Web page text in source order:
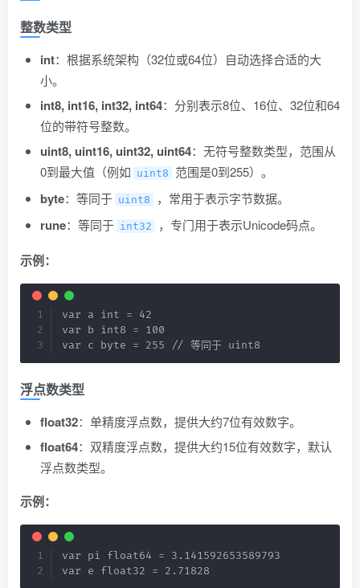
整数类型
int：根据系统架构（32位或64位）自动选择合适的大
小。
int8, int16, int32, int64：分别表示8位、16位、32位和64
位的带符号整数。
uint8, uint16, uint32, uint64：无符号整数类型，范围从
0到最大值（例如 uint8 范围是0到255）。
byte：等同于 uint8 ，常用于表示字节数据。
rune：等同于 int32 ，专门用于表示Unicode码点。
示例：
var a int = 42
var b int8 = 100
var c byte = 255 // 等同于 uint8
浮点数类型
float32：单精度浮点数，提供大约7位有效数字。
float64：双精度浮点数，提供大约15位有效数字，默认
浮点数类型。
示例：
var pi float64 = 3.141592653589793
var e float32 = 2.71828